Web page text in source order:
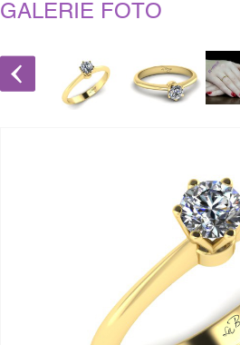
GALERIE FOTO